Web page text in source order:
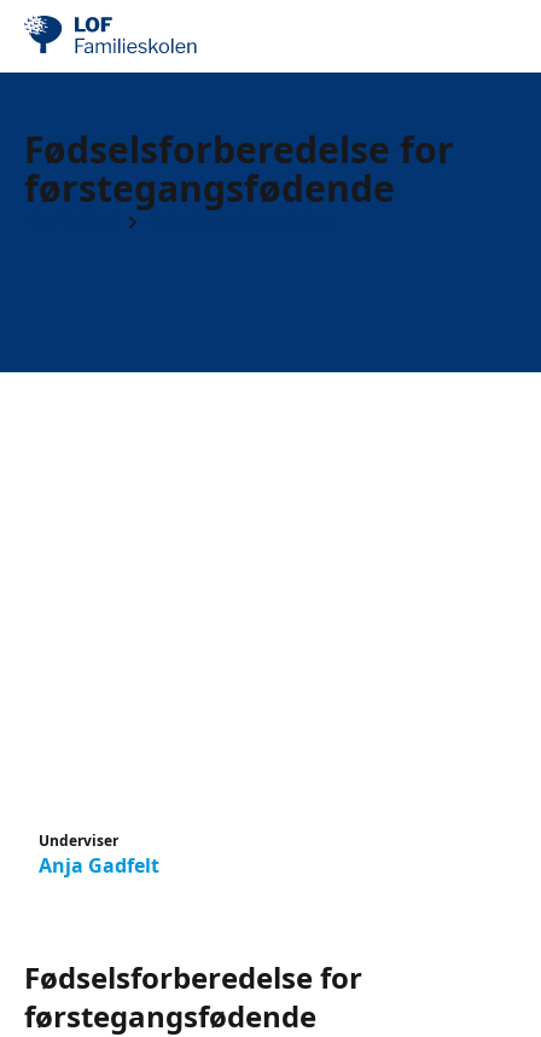
Fødselsforberedelse for
førstegangsfødende
Underviser
Anja Gadfelt
Fødselsforberedelse for
førstegangsfødende